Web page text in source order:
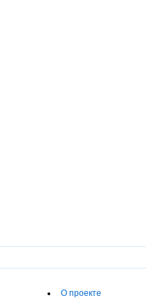
О проекте